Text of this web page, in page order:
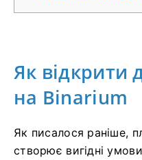
Як відкрити
на Binarium
Як писалося раніше,
створює вигідні